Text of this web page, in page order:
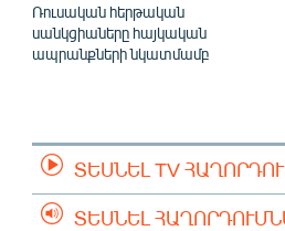
Ռուսական հերթական
սանկցիաները հայկական
ապրանքների նկատմամբ
ՏԵՍՆԵԼ TV
ՏԵՍՆԵԼ